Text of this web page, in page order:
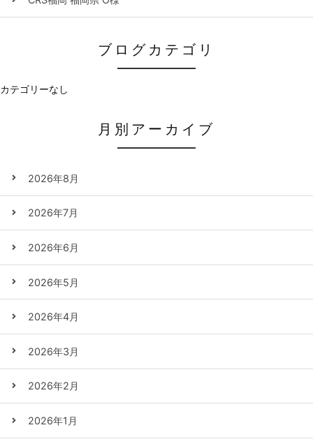
ブログカテゴリ
カテゴリーなし
月別アーカイブ
2026年8月
2026年7月
2026年6月
2026年5月
2026年4月
2026年3月
2026年2月
2026年1月